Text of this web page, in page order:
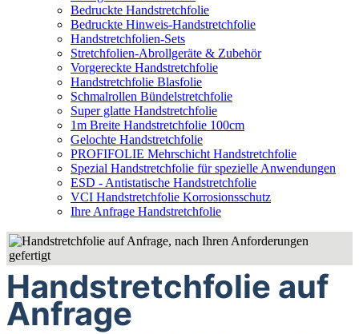
Bedruckte Handstretchfolie
Bedruckte Hinweis-Handstretchfolie
Handstretchfolien-Sets
Stretchfolien-Abrollgeräte & Zubehör
Vorgereckte Handstretchfolie
Handstretchfolie Blasfolie
Schmalrollen Bündelstretchfolie
Super glatte Handstretchfolie
1m Breite Handstretchfolie 100cm
Gelochte Handstretchfolie
PROFIFOLIE Mehrschicht Handstretchfolie
Spezial Handstretchfolie für spezielle Anwendungen
ESD - Antistatische Handstretchfolie
VCI Handstretchfolie Korrosionsschutz
Ihre Anfrage Handstretchfolie
Handstretchfolie auf
Anfrage